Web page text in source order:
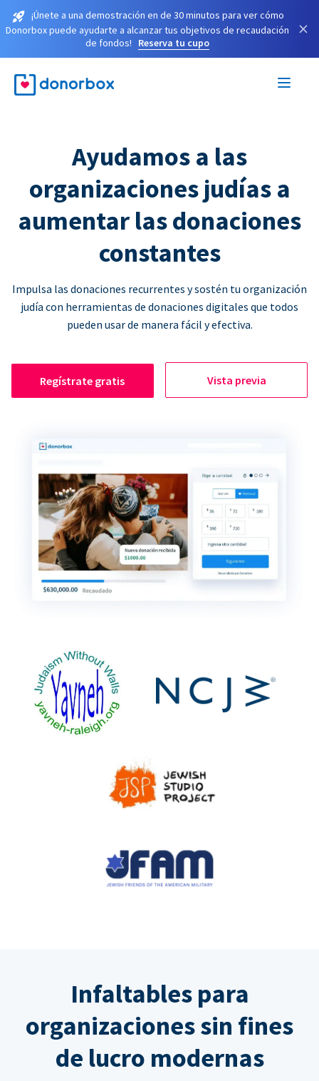
¡Únete a una demostración en de 30 minutos para ver cómo
Donorbox puede ayudarte a alcanzar tus objetivos de recaudación
de fondos!
Reserva tu cupo
×
Ayudamos a las
organizaciones judías a
aumentar las donaciones
constantes
Impulsa las donaciones recurrentes y sostén tu organización
judía con herramientas de donaciones digitales que todos
pueden usar de manera fácil y efectiva.
Regístrate gratis Vista previa
Infaltables para
organizaciones sin fines
de lucro modernas